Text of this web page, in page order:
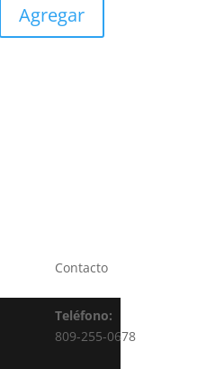
Agregar
Contacto
Teléfono:
809-255-0678